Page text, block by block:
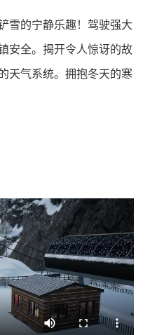
雪的宁静乐趣！驾驶强大
安全。揭开令人惊讶的故
天气系统。拥抱冬天的寒